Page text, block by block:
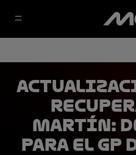
Martín:
para el GP